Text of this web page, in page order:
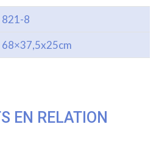
821-8
68×37,5x25cm
EN RELATION